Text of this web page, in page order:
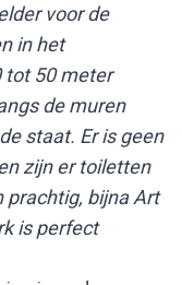
voor de
in het
tot 50 meter
de muren
staat. Er is geen
zijn er toiletten
prachtig, bijna Art
is perfect